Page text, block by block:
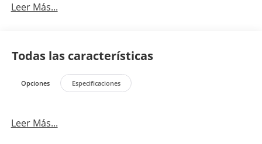
Leer Más...
Todas las características
Opciones Especificaciones
Leer Más...